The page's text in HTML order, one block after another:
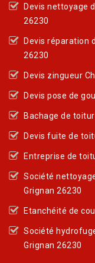
Devis nettoyage
26230
Devis réparation
26230
Devis zingueur
Devis pose de
Bachage de
Devis fuite de
Entreprise de
Société
Grignan 26230
Etanchéité de
Société
Grignan 26230